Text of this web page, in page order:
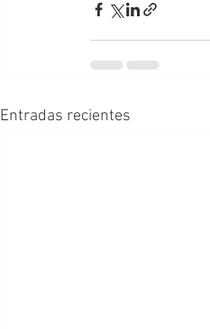
Entradas recientes